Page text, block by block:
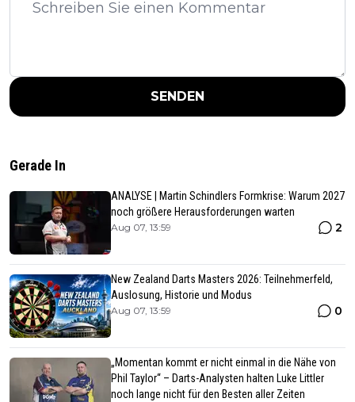
SENDEN
Gerade In
ANALYSE | Martin Schindlers Formkrise: Warum 2027
noch größere Herausforderungen warten
Aug 07, 13:59 2
New Zealand Darts Masters 2026: Teilnehmerfeld,
Auslosung, Historie und Modus
Aug 07, 13:59 0
„Momentan kommt er nicht einmal in die Nähe von
Phil Taylor“ – Darts-Analysten halten Luke Littler
noch lange nicht für den Besten aller Zeiten